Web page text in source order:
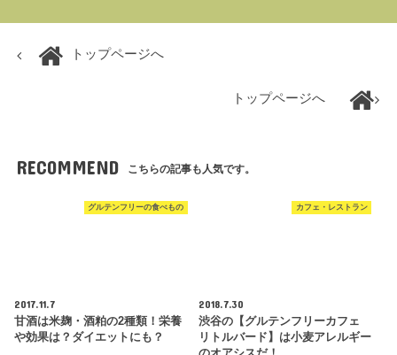
トップページへ
トップページへ
RECOMMEND こちらの記事も人気です。
グルテンフリーの食べもの
2017.11.7
甘酒は米麹・酒粕の2種類！栄養
や効果は？ダイエットにも？
カフェ・レストラン
2018.7.30
渋谷の【グルテンフリーカフェ
リトルバード】は小麦アレルギー